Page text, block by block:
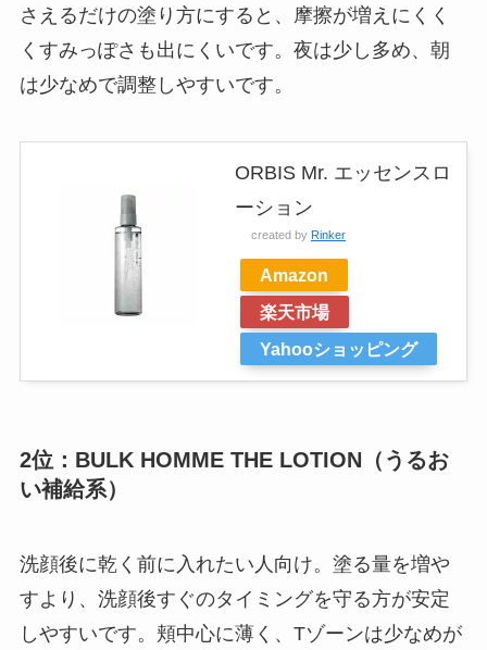
さえるだけの塗り方にすると、摩擦が増えにくく
くすみっぽさも出にくいです。夜は少し多め、朝
は少なめで調整しやすいです。
ORBIS Mr. エッセンスロ
ーション
created by Rinker
Amazon
楽天市場
Yahooショッピング
2位：BULK HOMME THE LOTION（うるお
い補給系）
洗顔後に乾く前に入れたい人向け。塗る量を増や
すより、洗顔後すぐのタイミングを守る方が安定
しやすいです。頬中心に薄く、Tゾーンは少なめが